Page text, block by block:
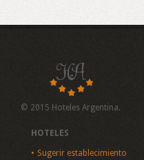
© 2015 Hoteles Argentina.
HOTELES
Sugerir establecimiento